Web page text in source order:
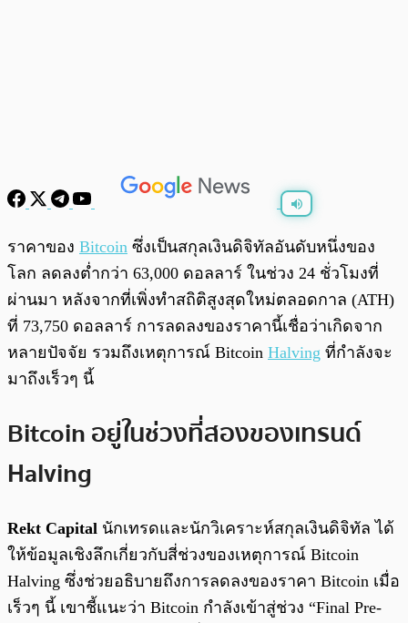
0:00/
ราคาของ Bitcoin ซึ่งเป็นสกุลเงินดิจิทัลอันดับหนึ่งของ
โลก ลดลงต่ำกว่า 63,000 ดอลลาร์ ในช่วง 24 ชั่วโมงที่
ผ่านมา หลังจากที่เพิ่งทำสถิติสูงสุดใหม่ตลอดกาล (ATH)
ที่ 73,750 ดอลลาร์ การลดลงของราคานี้เชื่อว่าเกิดจาก
หลายปัจจัย รวมถึงเหตุการณ์ Bitcoin Halving ที่กำลังจะ
มาถึงเร็วๆ นี้
Bitcoin อยู่ในช่วงที่สองของเทรนด์
Halving
Rekt Capital นักเทรดและนักวิเคราะห์สกุลเงินดิจิทัล ได้
ให้ข้อมูลเชิงลึกเกี่ยวกับสี่ช่วงของเหตุการณ์ Bitcoin
Halving ซึ่งช่วยอธิบายถึงการลดลงของราคา Bitcoin เมื่อ
เร็วๆ นี้ เขาชี้แนะว่า Bitcoin กำลังเข้าสู่ช่วง “Final Pre-